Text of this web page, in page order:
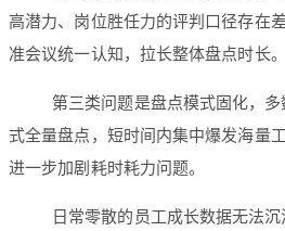
高潜力、岗位胜任力的评判口径存在
准会议统一认知，拉长整体盘点时长。
第三类问题是盘点模式固化，
式全量盘点，短时间内集中爆发海量工
进一步加剧耗时耗力问题。
日常零散的员工成长数据无法